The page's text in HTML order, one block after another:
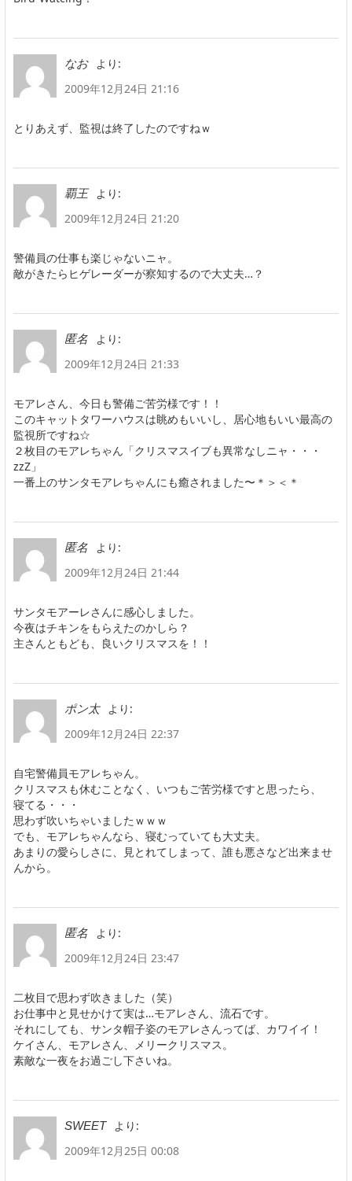
なお
より:
2009年12月24日 21:16
とりあえず、監視は終了したのですねｗ
覇王
より:
2009年12月24日 21:20
警備員の仕事も楽じゃないニャ。
敵がきたらヒゲレーダーが察知するので大丈夫…？
匿名
より:
2009年12月24日 21:33
モアレさん、今日も警備ご苦労様です！！
このキャットタワーハウスは眺めもいいし、居心地もいい最高の
監視所ですね☆
２枚目のモアレちゃん「クリスマスイブも異常なしニャ・・・
zzZ」
一番上のサンタモアレちゃんにも癒されました〜＊＞＜＊
匿名
より:
2009年12月24日 21:44
サンタモアーレさんに感心しました。
今夜はチキンをもらえたのかしら？
主さんともども、良いクリスマスを！！
ポン太
より:
2009年12月24日 22:37
自宅警備員モアレちゃん。
クリスマスも休むことなく、いつもご苦労様ですと思ったら、
寝てる・・・
思わず吹いちゃいましたｗｗｗ
でも、モアレちゃんなら、寝むっていても大丈夫。
あまりの愛らしさに、見とれてしまって、誰も悪さなど出来ませ
んから。
匿名
より:
2009年12月24日 23:47
二枚目で思わず吹きました（笑）
お仕事中と見せかけて実は…モアレさん、流石です。
それにしても、サンタ帽子姿のモアレさんってば、カワイイ！
ケイさん、モアレさん、メリークリスマス。
素敵な一夜をお過ごし下さいね。
SWEET
より:
2009年12月25日 00:08